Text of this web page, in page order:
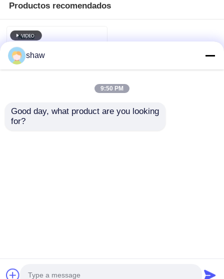
Productos recomendados
China.Copyright © 2026 Nisko Hardware Tech Co.,
shaw
9:50 PM
Good day, what product are you looking
for?